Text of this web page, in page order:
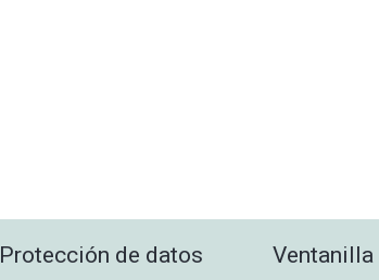
Protección de datos